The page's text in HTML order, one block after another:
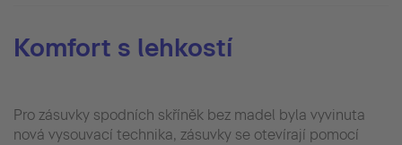
Komfort s lehkostí
Pro zásuvky spodních skříněk bez madel byla vyvinuta
nová vysouvací technika, zásuvky se otevírají pomocí